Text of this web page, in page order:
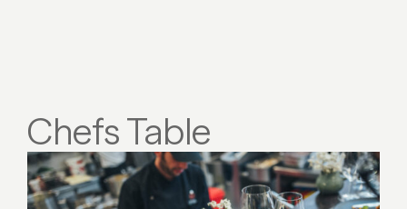
Chefs Table